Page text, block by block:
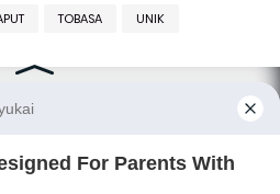
TOBASA UNIK
smart media